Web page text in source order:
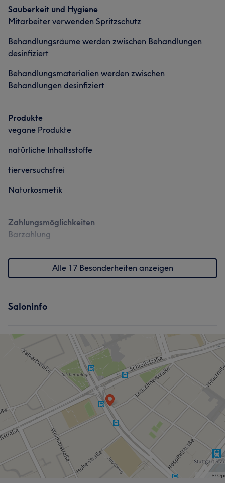
Professionell 16 Kompetent
Sauberkeit und Hygiene
Mitarbeiter verwenden Spritzschutz
Behandlungsräume werden zwischen Behandlungen
desinfiziert
Behandlungsmaterialien werden zwischen
Behandlungen desinfiziert
Produkte
vegane Produkte
natürliche Inhaltsstoffe
tierversuchsfrei
Naturkosmetik
Zahlungsmöglichkeiten
Barzahlung
Alle 17 Besonderheiten anzeigen
Saloninfo